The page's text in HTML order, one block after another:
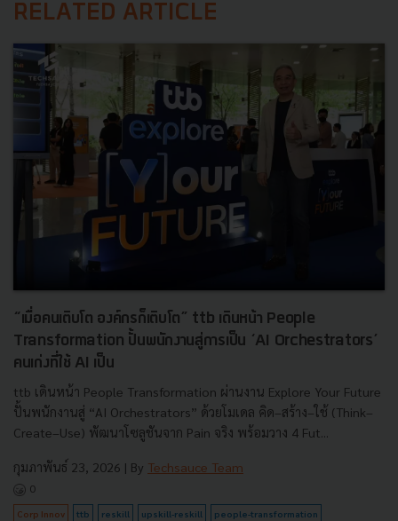
RELATED ARTICLE
“เมื่อคนเติบโต องค์กรก็เติบโต” ttb เดินหน้า People
Transformation ปั้นพนักงานสู่การเป็น ‘AI Orchestrators’
คนเก่งที่ใช้ AI เป็น
ttb เดินหน้า People Transformation ผ่านงาน Explore Your Future
ปั้นพนักงานสู่ “AI Orchestrators” ด้วยโมเดล คิด–สร้าง–ใช้ (Think–
Create–Use) พัฒนาโซลูชันจาก Pain จริง พร้อมวาง 4 Fut...
กุมภาพันธ์ 23, 2026 | By Techsauce Team
0
Corp Innov ttb reskill upskill-reskill people-transformation